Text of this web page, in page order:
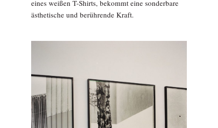
eines weißen T-Shirts, bekommt eine sonderbare
ästhetische und berührende Kraft.